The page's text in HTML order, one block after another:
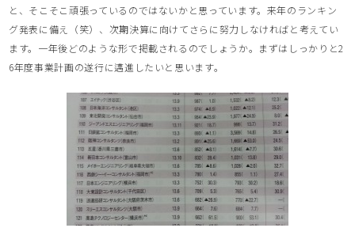
と、そこそこ頑張っているのではないかと思っています。来年のランキン
グ発表に備え（笑）、次期決算に向けてさらに努力しなければと考えてい
ます。一年後どのような形で掲載されるのでしょうか。まずはしっかりと2
6年度事業計画の遂行に邁進したいと思います。